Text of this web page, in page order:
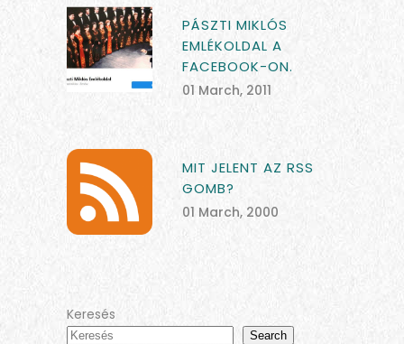
PÁSZTI MIKLÓS
EMLÉKOLDAL A
FACEBOOK-ON.
01 March, 2011
MIT JELENT AZ RSS
GOMB?
01 March, 2000
Keresés
Search